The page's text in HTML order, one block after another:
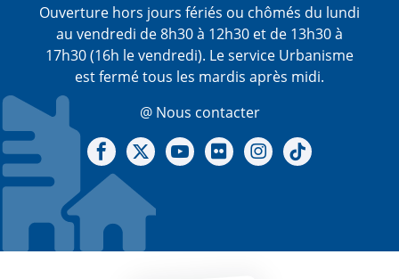
Ouverture hors jours fériés ou chômés du lundi
au vendredi de 8h30 à 12h30 et de 13h30 à
17h30 (16h le vendredi). Le service Urbanisme
est fermé tous les mardis après midi.
@ Nous contacter
Notre Facebook
Notre X - (twitter)
Notre chaine Youtube
Notre Gallerie sur Flickr
Notre Instagram